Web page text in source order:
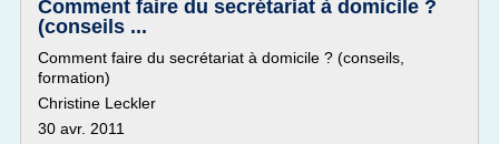
Comment faire du secrétariat à domicile ?
(conseils ...
Comment faire du secrétariat à domicile ? (conseils,
formation)
Christine Leckler
30 avr. 2011